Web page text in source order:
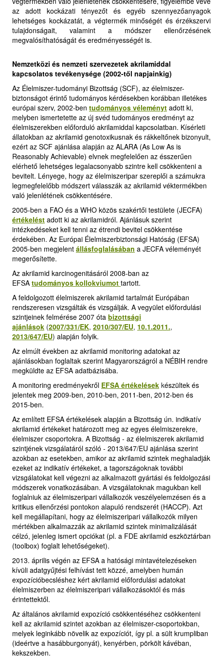
az adott kockázati tényezőt és egyéb szennyezőanyagok
lehetséges kockázatát, a végtermék minőségét és érzékszervi
tulajdonságait, valamint a módszer ellenőrzésének
megvalósíthatóságát és eredményességét is.
Nemzetközi és nemzeti szervezetek akrilamiddal
kapcsolatos tevékenysége (2002-től napjainkig)
Az Élelmiszer-tudományi Bizottság (SCF), az élelmiszer-
biztonságot érintő tudományos kérdésekben korábban illetékes
európai szerv, 2002-ben tudományos véleményt adott ki,
melyben ismertetette az új svéd tudományos eredményt az
élelmiszerekben előforduló akrilamiddal kapcsolatban. Kísérleti
állatokban az akrilamid genotoxikusnak és rákkeltőnek bizonyult,
ezért az SCF ajánlása alapján az ALARA (As Low As is
Reasonably Achievable) elvnek megfelelően az ésszerűen
elérhető lehetséges legalacsonyabb szintre kell csökkenteni a
bevitelt. Lényege, hogy az élelmiszeripar szereplői a számukra
legmegfelelőbb módszert válasszák az akrilamid véktermékben
való jelenlétének csökkentésére.
2005-ben a FAO és a WHO közös szakértői testülete (JECFA)
értékelést adott ki az akrilamidról. Ajánlásuk szerint
intézkedéseket kell tenni az étrendi bevitel csökkentése
érdekében. Az Európai Élelmiszerbiztonsági Hatóság (EFSA)
2005-ben megjelent állásfoglalásában a JECFA véleményét
megerősítette.
Az akrilamid karcinogenitásáról 2008-ban az
EFSA tudományos kollokviumot tartott.
A feldolgozott élelmiszerek akrilamid tartalmát Európában
rendszeresen vizsgálták és vizsgálják. A vegyület előfordulási
szintjeinek felmérése 2007 óta bizottsági
ajánlások (2007/331/EK, 2010/307/EU, 10.1.2011.,
2013/647/EU) alapján folyik.
Az elmúlt években az akrilamid monitoring adatokat az
ajánlásokban foglaltak szerint Magyarországról a NÉBIH rendre
megküldte az EFSA adatbázisába.
A monitoring eredményekről EFSA értékelések készültek és
jelentek meg 2009-ben, 2010-ben, 2011-ben, 2012-ben és
2015-ben.
Az említett EFSA értékelések alapján a Bizottság ún. indikatív
akrilamid értékeket határozott meg az egyes élelmiszerekre,
élelmiszer csoportokra. A Bizottság - az élelmiszerek akrilamid
szintjének vizsgálatáról szóló - 2013/647/EU ajánlása szerint
azokban az esetekben, amikor az akrilamid szintek meghaladják
ezeket az indikatív értékeket, a tagországoknak további
vizsgálatokat kell végezni az alkalmazott gyártási és feldolgozási
módszerek vonatkozásában. A vizsgálatoknak magukban kell
foglalniuk az élelmiszeripari vállalkozók veszélyelemzésen és a
kritikus ellenőrzési pontokon alapuló rendszerét (HACCP). Azt
kell megállapítani, hogy az élelmiszeripari vállalkozók milyen
mértékben alkalmazzák az akrilamid szintek minimalizálását
célzó, jelenleg ismert opciókat (pl. a FDE akrilamid eszköztárban
(toolbox) foglalt lehetőségeket).
2013. április végén az EFSA a hatósági mintavételezéseken
kívüli adatgyűjtési felhívást tett közzé, amelyben humán
expozícióbecsléshez kért akrilamid előfordulási adatokat
élelmiszerben az élelmiszeripari vállalkozásoktól és más
érintettektől.
Az általános akrilamid expozíció csökkentéséhez csökkenteni
kell az akrilamid szintet azokban az élelmiszer-csoportokban,
melyek leginkább növelik az expozíciót, így pl. a sült krumpliban
(ideértve a hasábburgonyát), kenyérben, pörkölt kávéban,
kekszekben.